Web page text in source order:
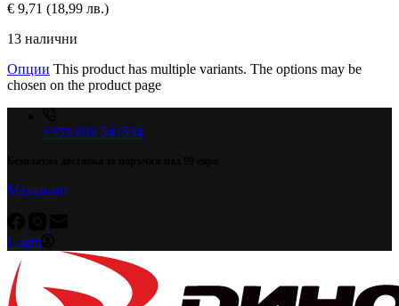
€ 9,71 (18,99 лв.)
13 налични
Опции This product has multiple variants. The options may be
chosen on the product page
+359 898 541534
Магазини
Login